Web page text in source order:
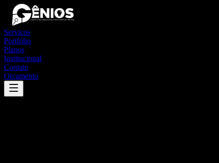
Serviços
Portfólio
Planos
Institucional
Contato
Orçamento